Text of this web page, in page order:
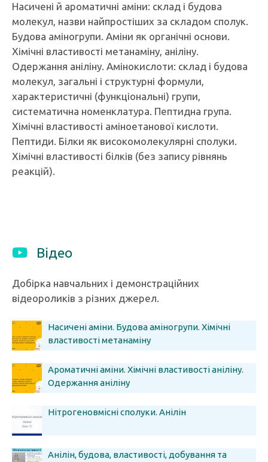
Насичені й ароматичні аміни: склад і будова
молекул, назви найпростіших за складом сполук.
Будова аміногрупи. Аміни як органічні основи.
Хімічні властивості метанаміну, аніліну.
Одержання аніліну. Амінокислоти: склад і будова
молекул, загальні і структурні формули,
характеристичні (функціональні) групи,
систематична номенклатура. Пептидна група.
Хімічні властивості аміноетанової кислоти.
Пептиди. Білки як високомолекулярні сполуки.
Хімічні властивості білків (без запису рівнянь
реакцій).
Відео
Добірка навчальних і демонстраційних
відеороликів з різних джерел.
Насичені аміни. Будова аміногрупи. Хімічні
властивості метанаміну
Ароматичні аміни. Хімічні властивості аніліну.
Одержання аніліну
Нітрогеновмісні сполуки. Анілін
Анілін, будова, властивості, добування та